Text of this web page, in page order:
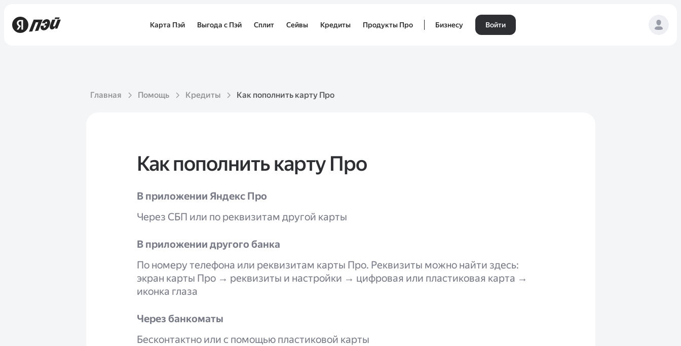
Карта Пэй Выгода с Пэй Сплит Сейвы Кредиты Продукты Про Бизнесу Войти
Главная Помощь Кредиты Как пополнить карту Про
Как пополнить карту Про
В приложении Яндекс Про
Через СБП или по реквизитам другой карты
В приложении другого банка
По номеру телефона или реквизитам карты Про. Реквизиты можно найти здесь:
экран карты Про → реквизиты и настройки → цифровая или пластиковая карта →
иконка глаза
Через банкоматы
Бесконтактно или с помощью пластиковой карты